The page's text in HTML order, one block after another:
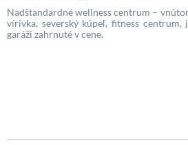
Nadštandardné wellness centrum –
vírivka, severský kúpeľ, fitness centrum,
garáži zahrnuté v cene.